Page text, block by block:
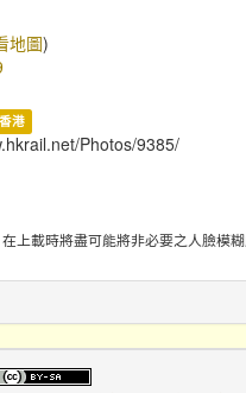
地圖)
香港
Photos/9385/
上載時將盡可能將非必要之人臉模